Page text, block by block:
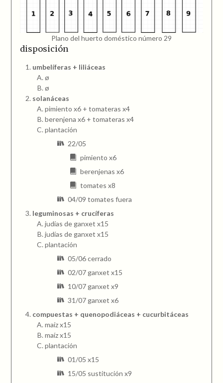
Plano del huerto doméstico número 29
disposición
umbelíferas + liliáceas
ø
ø
solanáceas
pimiento x6 + tomateras x4
berenjena x6 + tomateras x4
plantación
22/05
pimiento x6
berenjenas x6
tomates x8
04/09 tomates fuera
leguminosas + crucíferas
judías de ganxet x15
judías de ganxet x15
plantación
05/06 cerrado
02/07 ganxet x15
10/07 ganxet x9
31/07 ganxet x6
compuestas + quenopodiáceas + cucurbitáceas
maíz x15
maíz x15
plantación
01/05 x15
15/05 sustitución x9